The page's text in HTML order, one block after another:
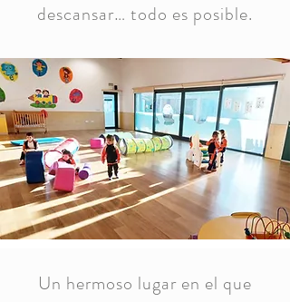
descansar… todo es posible.
Un hermoso lugar en el que